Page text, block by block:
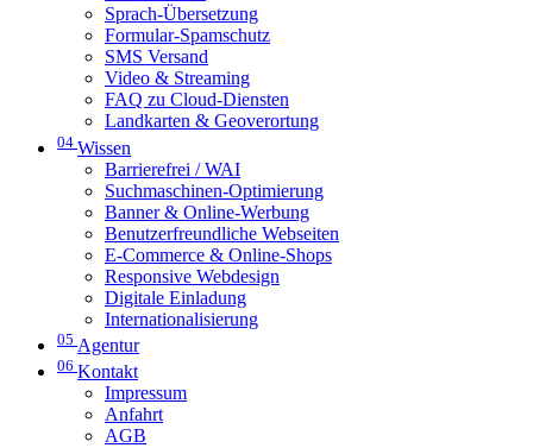
Sprach-Übersetzung
Formular-Spamschutz
SMS Versand
Video & Streaming
FAQ zu Cloud-Diensten
Landkarten & Geoverortung
04 Wissen
Barrierefrei / WAI
Suchmaschinen-Optimierung
Banner & Online-Werbung
Benutzerfreundliche Webseiten
E-Commerce & Online-Shops
Responsive Webdesign
Digitale Einladung
Internationalisierung
05 Agentur
06 Kontakt
Impressum
Anfahrt
AGB